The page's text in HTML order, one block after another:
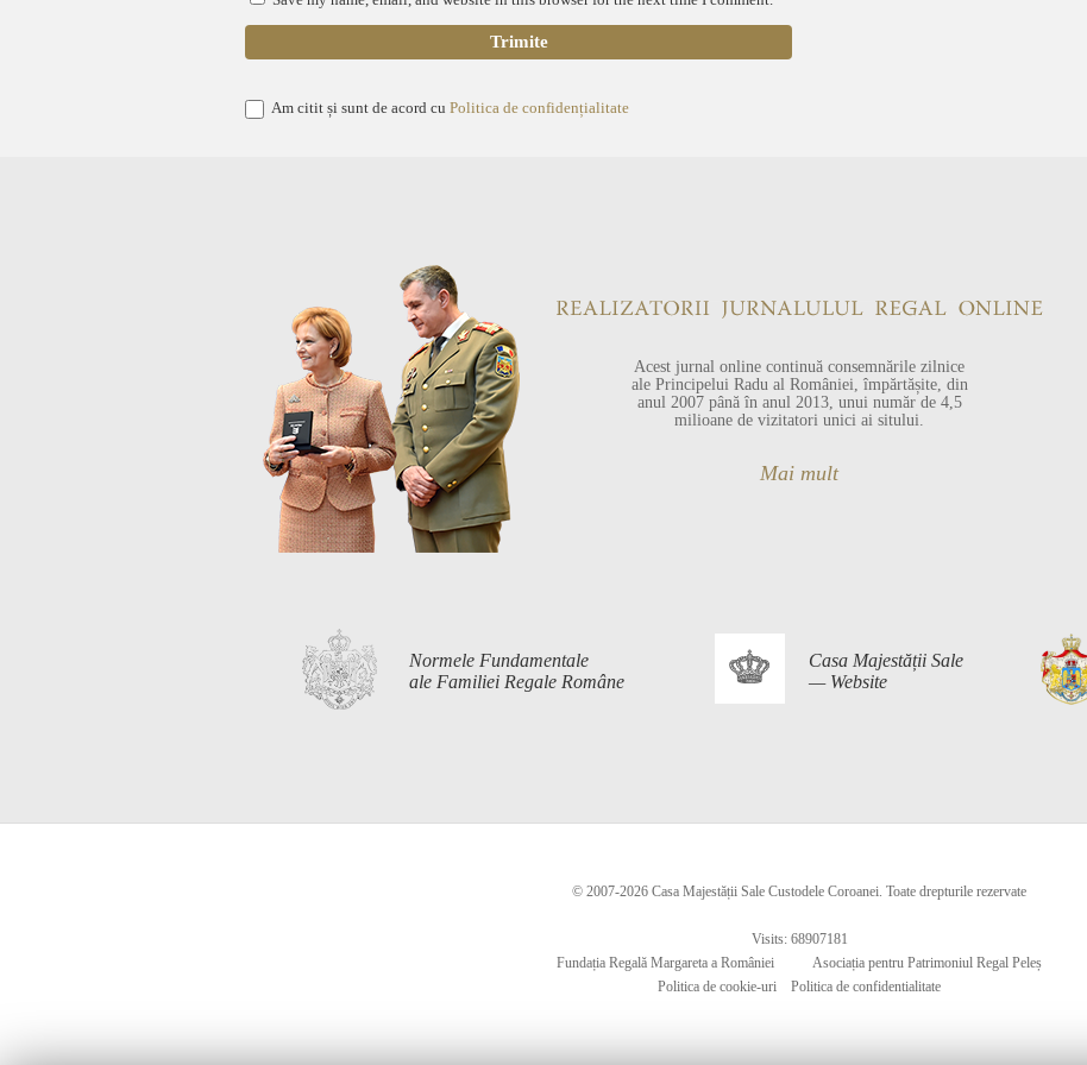
Am citit și sunt de acord cu Politica de confidențialitate
Acest jurnal online continuă consemnările zilnice
ale Principelui Radu al României, împărtășite, din
anul 2007 până în anul 2013, unui număr de 4,5
milioane de vizitatori unici ai sitului.
Mai mult
Normele Fundamentale
ale Familiei Regale Române
Casa Majestății Sale
— Website
© 2007-2026 Casa Majestății Sale Custodele Coroanei. Toate drepturile rezervate
Visits: 68907181
Fundația Regală Margareta a României
Asociația pentru Patrimoniul Regal Peleș
Politica de cookie-uri
Politica de confidentialitate